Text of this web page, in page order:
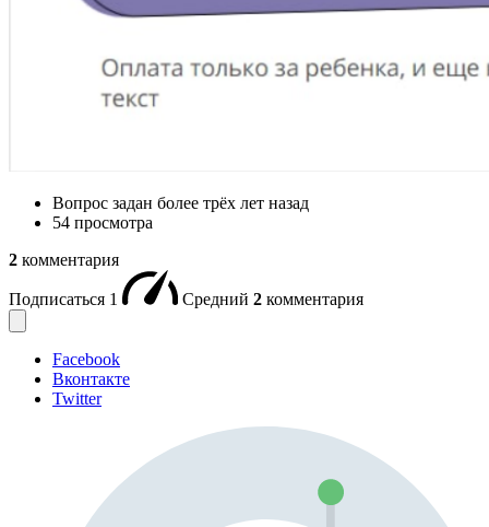
Вопрос задан более трёх лет назад
54 просмотра
2 комментария
Подписаться 1 Средний 2 комментария
Facebook
Вконтакте
Twitter